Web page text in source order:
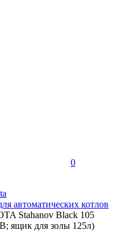
0
автоматических котлов
Stahanov Black 105
ящик для золы 125л)